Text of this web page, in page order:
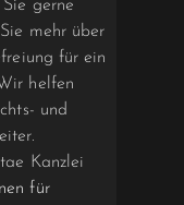
gerne
mehr über
für ein
helfen
und
Kanzlei
für